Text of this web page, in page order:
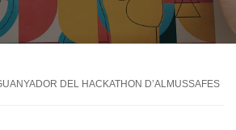
DEL HACKATHON D’ALMUSSAFES